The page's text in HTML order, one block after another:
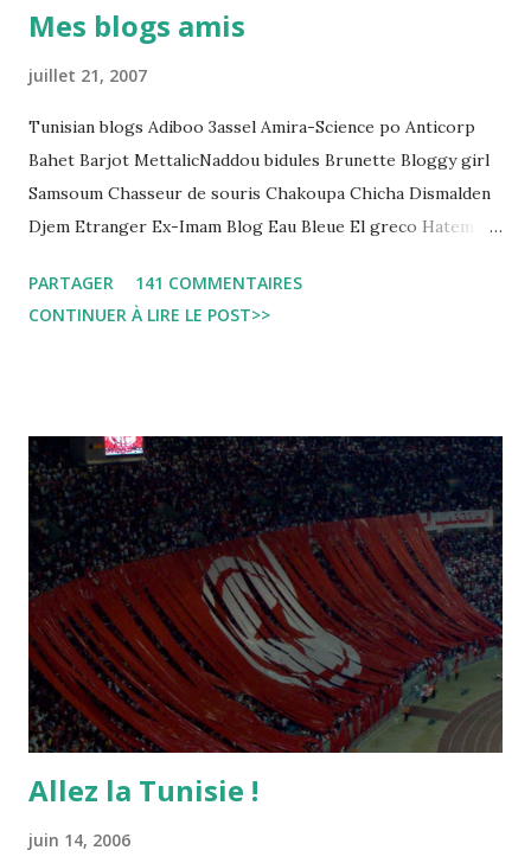
regard des Lignes directrices Luanda"
Mes blogs amis
juillet 21, 2007
Tunisian blogs Adiboo 3assel Amira-Science po Anticorp
Bahet Barjot MettalicNaddou bidules Brunette Bloggy girl
Samsoum Chasseur de souris Chakoupa Chicha Dismalden
Djem Etranger Ex-Imam Blog Eau Bleue El greco Hatem
Leila fi amarikia Little Sarah American girl Massir mots a
dire Mouch ex Mazzika Tun...
PARTAGER
141 COMMENTAIRES
CONTINUER À LIRE LE POST>>
Allez la Tunisie !
juin 14, 2006